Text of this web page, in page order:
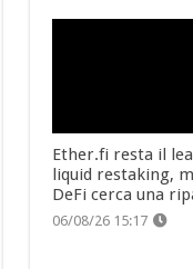
Ether.fi resta il
liquid restaking,
DeFi cerca una
06/08/26 15:17